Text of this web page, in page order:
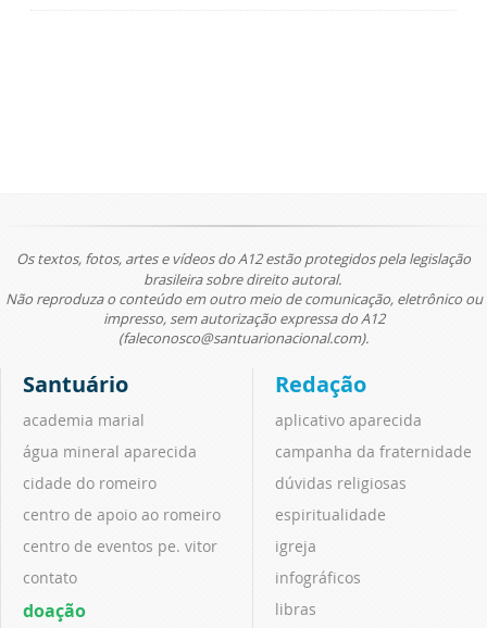
Os textos, fotos, artes e vídeos do A12 estão protegidos pela legislação
brasileira sobre direito autoral.
Não reproduza o conteúdo em outro meio de comunicação, eletrônico ou
impresso, sem autorização expressa do A12
(faleconosco@santuarionacional.com).
Santuário
academia marial
água mineral aparecida
cidade do romeiro
centro de apoio ao romeiro
centro de eventos pe. vitor
contato
doação
Redação
aplicativo aparecida
campanha da fraternidade
dúvidas religiosas
espiritualidade
igreja
infográficos
libras